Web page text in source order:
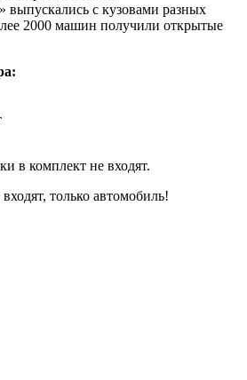
с кузовами разных
2000 машин получили открытые
в комплект не входят.
только автомобиль!